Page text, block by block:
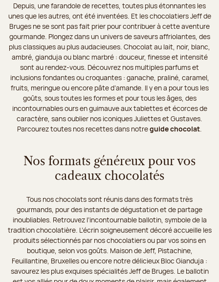
Depuis, une farandole de recettes, toutes plus étonnantes les
unes que les autres, ont été inventées. Et les chocolatiers Jeff de
Bruges ne se sont pas fait prier pour contribuer à cette aventure
gourmande. Plongez dans un univers de saveurs affriolantes, des
plus classiques au plus audacieuses. Chocolat au lait, noir, blanc,
ambré, gianduja ou blanc marbré : douceur, finesse et intensité
sont au rendez-vous. Découvrez nos multiples parfums et
inclusions fondantes ou croquantes : ganache, praliné, caramel,
fruits, meringue ou encore pâte d’amande. Il y en a pour tous les
goûts, sous toutes les formes et pour tous les âges, des
incontournables ours en guimauve aux tablettes et écorces de
caractère, sans oublier nos iconiques Juliettes et Gustaves.
Parcourez toutes nos recettes dans notreguide chocolat
Nos formats généreux pour vos
cadeaux chocolatés
Tous nos chocolats sont réunis dans des formats très
gourmands, pour des instants de dégustation et de partage
inoubliables. Retrouvez l’incontournable ballotin, symbole de la
tradition chocolatière. L’écrin soigneusement décoré accueille les
produits sélectionnés par nos chocolatiers ou par vos soins en
boutique, selon vos goûts. Maison de Jeff, Pistachine,
Feuillantine, Bruxelles ou encore notre délicieux Bloc Gianduja :
savourez les plus exquises spécialités Jeff de Bruges. Le ballotin